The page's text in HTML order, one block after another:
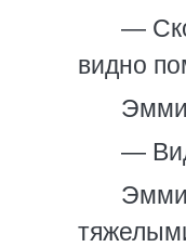
—
видно
Эмми
—
Эмми